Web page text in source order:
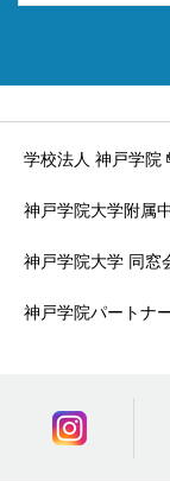
学校法人 神戸学院
神戸学院大学附属
神戸学院大学 同窓
神戸学院パートナ